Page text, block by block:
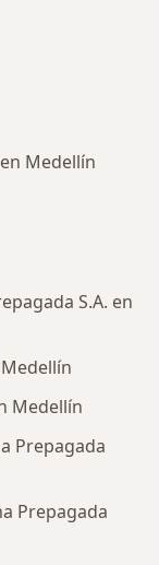
Medellín
S.A. en
Medellín
Prepagada
Prepagada